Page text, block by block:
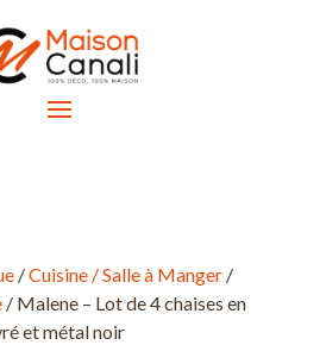
/Cuisine / Salle à Manger/
/ Malene – Lot de 4 chaises en
et métal noir